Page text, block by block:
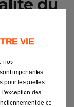
du
circuit
son efficacité
stocker
un
VIE
meilleure
nos
importantes
pour lesquelles
l'exception des
de ce